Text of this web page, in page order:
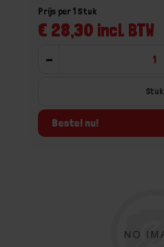
€ 28,30 incl. BTW
Prijs per 1 Stuk
-
Stuk
Bestel nu!